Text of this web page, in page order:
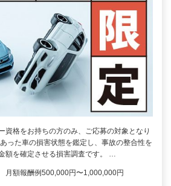
資格をお持ちの方のみ、ご応募の対象となり
った車の損害状態を鑑定し、事故の整合性を
額を確定させる損害調査です。 …
額報酬例500,000円〜1,000,000円